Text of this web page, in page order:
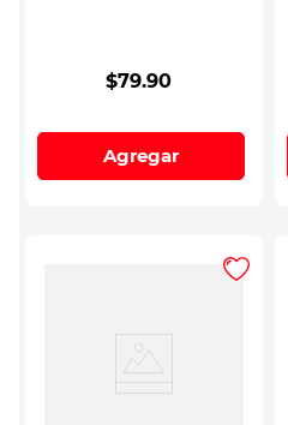
$79.90
Agregar